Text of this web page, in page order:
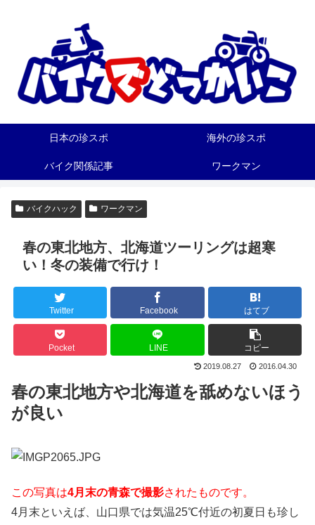
日本の珍スポ 海外の珍スポ
バイク関係記事 ワークマン
バイクハック ワークマン
春の東北地方、北海道ツーリングは超寒
い！冬の装備で行け！
Twitter Facebook はてブ
Pocket LINE コピー
2019.08.27 2016.04.30
春の東北地方や北海道を舐めないほう
が良い
この写真は4月末の青森で撮影されたものです。
4月末といえば、山口県では気温25℃付近の初夏日も珍し